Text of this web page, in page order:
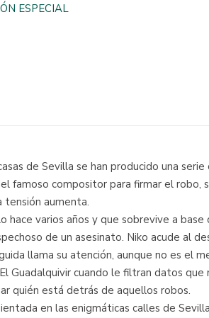
ESPECIAL
de Sevilla se han producido una
famoso compositor para firmar el
tensión aumenta.
hace varios años y que sobrevive a
de un asesinato. Niko acude al
llama su atención, aunque no es el
Guadalquivir cuando le filtran datos
quién está detrás de aquellos robos.
en las enigmáticas calles de